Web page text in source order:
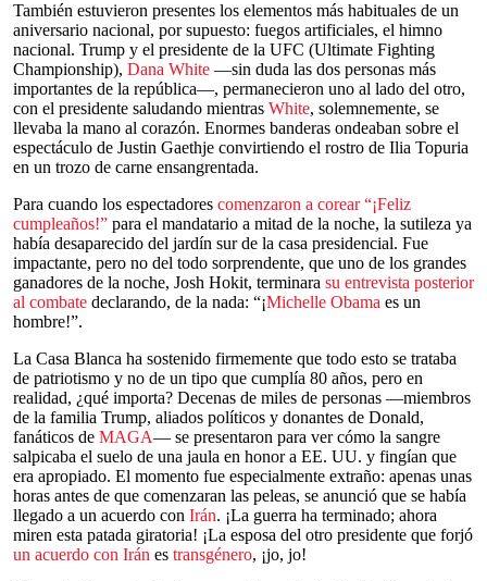
seconds
También estuvieron presentes los elementos más habituales de un
aniversario nacional, por supuesto: fuegos artificiales, el himno
nacional. Trump y el presidente de la UFC (Ultimate Fighting
Championship), Dana White —sin duda las dos personas más
importantes de la república—, permanecieron uno al lado del otro,
con el presidente saludando mientras White, solemnemente, se
llevaba la mano al corazón. Enormes banderas ondeaban sobre el
espectáculo de Justin Gaethje convirtiendo el rostro de Ilia Topuria
en un trozo de carne ensangrentada.
Para cuando los espectadores comenzaron a corear “¡Feliz
cumpleaños!” para el mandatario a mitad de la noche, la sutileza ya
había desaparecido del jardín sur de la casa presidencial. Fue
impactante, pero no del todo sorprendente, que uno de los grandes
ganadores de la noche, Josh Hokit, terminara su entrevista posterior
al combate declarando, de la nada: “¡Michelle Obama es un
hombre!”.
La Casa Blanca ha sostenido firmemente que todo esto se trataba
de patriotismo y no de un tipo que cumplía 80 años, pero en
realidad, ¿qué importa? Decenas de miles de personas —miembros
de la familia Trump, aliados políticos y donantes de Donald,
fanáticos de MAGA— se presentaron para ver cómo la sangre
salpicaba el suelo de una jaula en honor a EE. UU. y fingían que
era apropiado. El momento fue especialmente extraño: apenas unas
horas antes de que comenzaran las peleas, se anunció que se había
llegado a un acuerdo con Irán. ¡La guerra ha terminado; ahora
miren esta patada giratoria! ¡La esposa del otro presidente que forjó
un acuerdo con Irán es transgénero, ¡jo, jo!